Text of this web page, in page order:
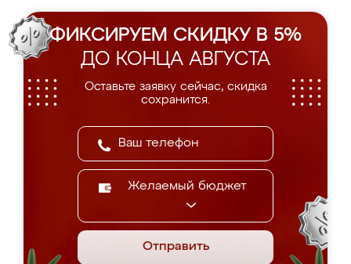
ФИКСИРУЕМ СКИДКУ В 5%
ДО КОНЦА АВГУСТА
Оставьте заявку сейчас, скидка
сохранится.
Желаемый бюджет
Отправить